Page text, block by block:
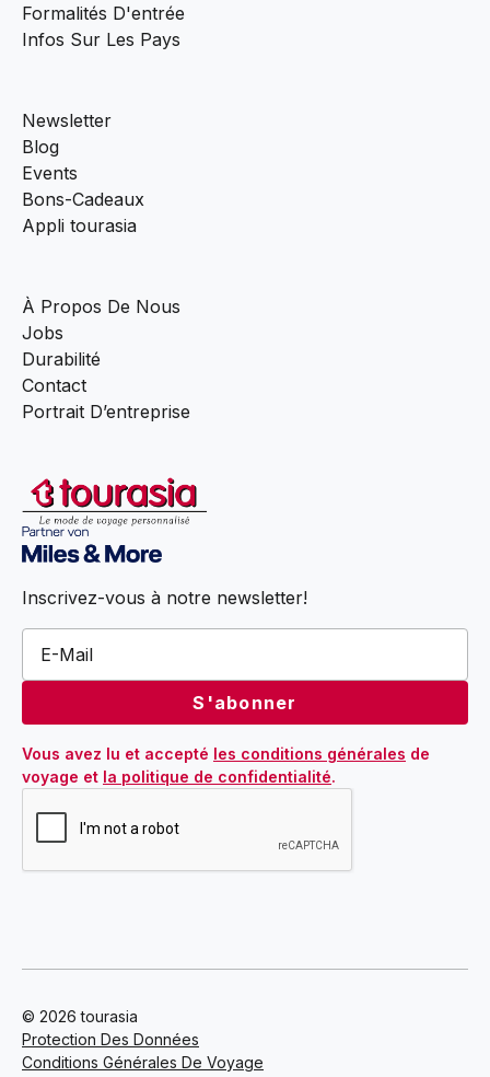
Formalités D'entrée
Infos Sur Les Pays
Newsletter
Blog
Events
Bons-Cadeaux
Appli tourasia
À Propos De Nous
Jobs
Durabilité
Contact
Portrait D’entreprise
Inscrivez-vous à notre newsletter!
Vous avez lu et accepté les conditions générales de
voyage et la politique de confidentialité.
© 2026 tourasia
Protection Des Données
Conditions Générales De Voyage